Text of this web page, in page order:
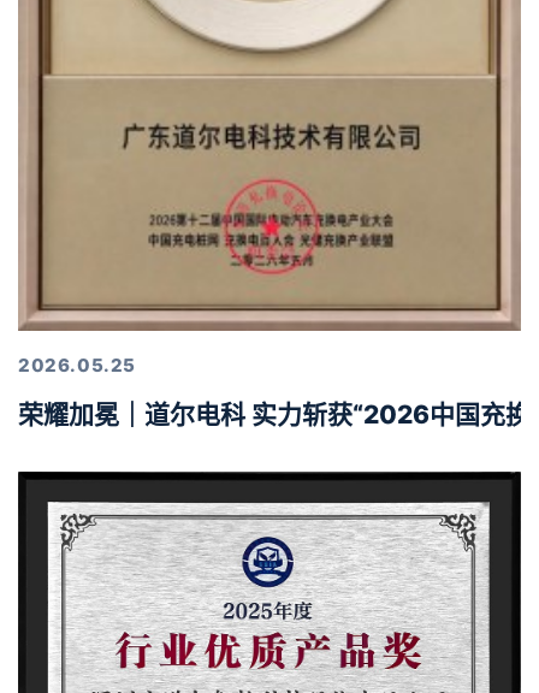
2026.05.25
荣耀加冕｜道尔电科 实力斩获“2026中国充换